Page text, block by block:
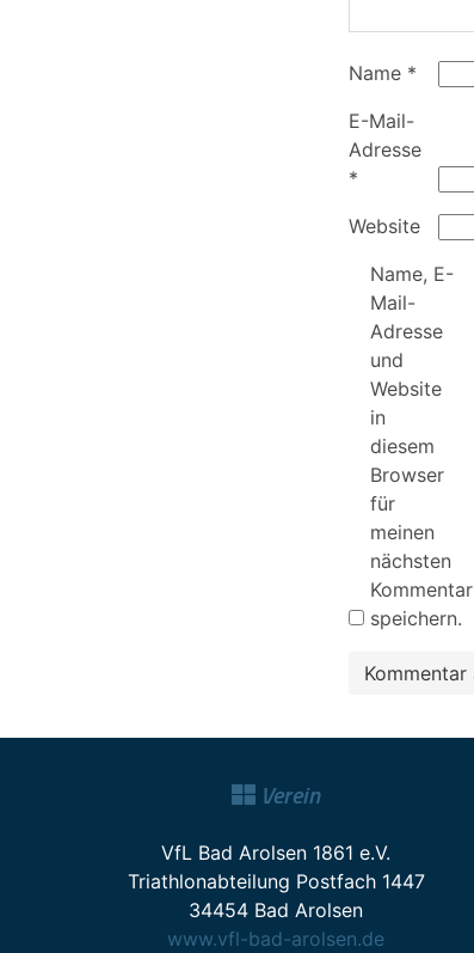
Name *
E-Mail-
Adresse
*
Website
Name, E-
Mail-
Adresse
und
Website
in
diesem
Browser
für
meinen
nächsten
Kommentar
speichern.
Verein
VfL Bad Arolsen 1861 e.V.
Triathlonabteilung Postfach 1447
34454 Bad Arolsen
www.vfl-bad-arolsen.de